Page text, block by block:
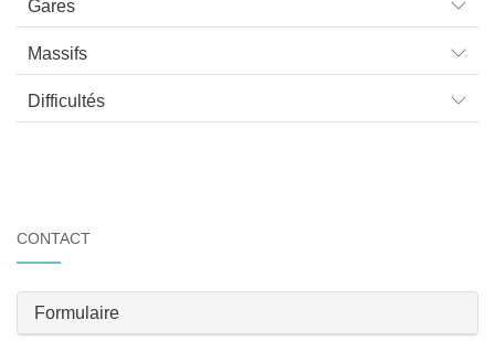
Gares
Massifs
Difficultés
CONTACT
Formulaire